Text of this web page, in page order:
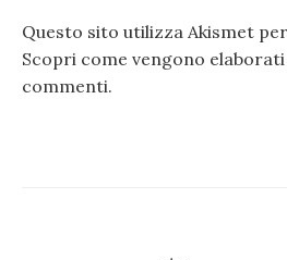
Questo sito utilizza Akismet
Scopri come vengono
commenti.